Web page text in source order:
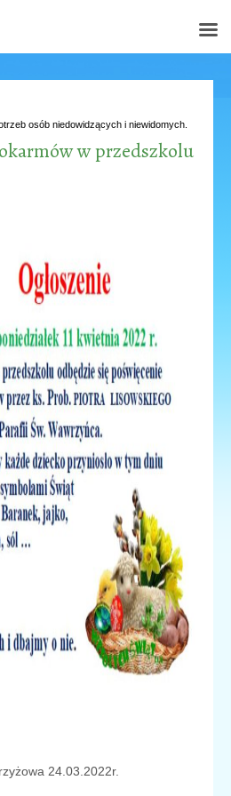
osób niedowidzących i niewidomych.
w przedszkolu
24.03.2022r.